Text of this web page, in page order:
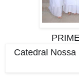
Catedral